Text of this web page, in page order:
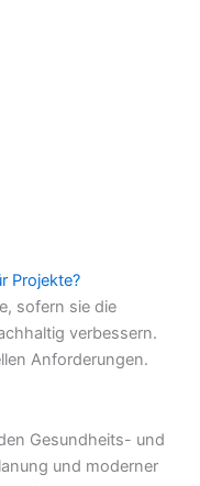
Projekte?
sofern sie die
verbessern.
Anforderungen.
Gesundheits- und
und moderner